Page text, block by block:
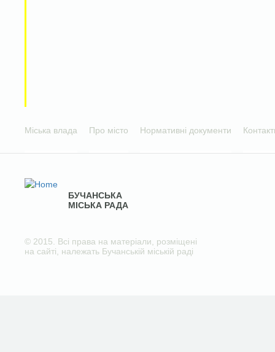
Міська влада Про місто Нормативні документи
БУЧАНСЬКА
МІСЬКА РАДА
© 2015. Всі права на матеріали, розміщені
на сайті, належать Бучанській міській раді